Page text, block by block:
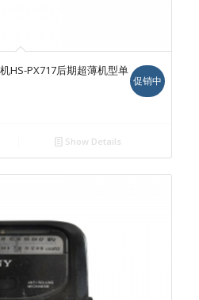
HS-PX717后期超薄机型单
促销中
Show Details